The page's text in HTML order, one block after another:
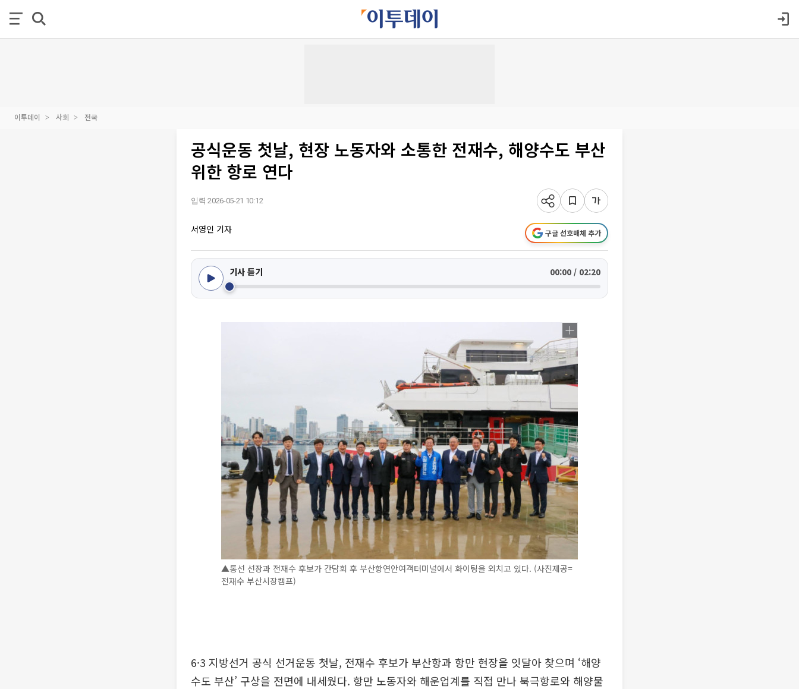
이투데이 사회 전국
공식운동 첫날, 현장 노동자와 소통한 전재수, 해양수도 부산
위한 항로 연다
입력 2026-05-21 10:12
서영인 기자 구글 선호매체 추가
기사 듣기 00:00 / 02:20
▲통선 선장과 전재수 후보가 간담회 후 부산항연안여객터미널에서 화이팅을 외치고 있다. (사진제공=
전재수 부산시장캠프)
6·3 지방선거 공식 선거운동 첫날, 전재수 후보가 부산항과 항만 현장을 잇달아 찾으며 ‘해양
수도 부산’ 구상을 전면에 내세웠다. 항만 노동자와 해운업계를 직접 만나 북극항로와 해양물